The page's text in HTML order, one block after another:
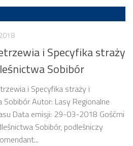
i Specyfika straży
Sobibór
i Specyfika straży i
Autor: Lasy Regionalne
Data emisji: 29-03-2018 Gośćmi
Sobibór, podleśniczy